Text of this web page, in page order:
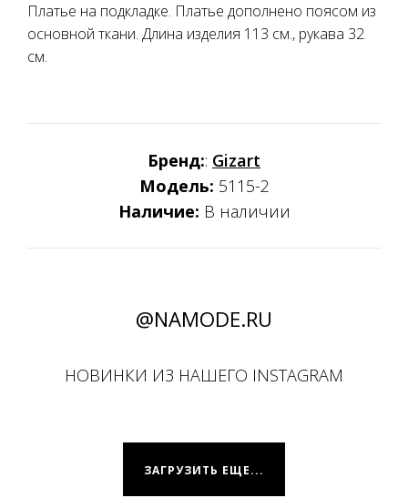
Платье на подкладке. Платье дополнено поясом из
основной ткани. Длина изделия 113 см., рукава 32
см.
Бренд:: Gizart
Модель: 5115-2
Наличие: В наличии
@NAMODE.RU
НОВИНКИ ИЗ НАШЕГО INSTAGRAM
ЗАГРУЗИТЬ ЕЩЕ...